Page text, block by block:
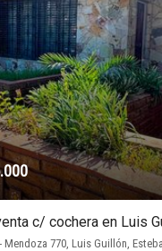
c/ cochera en Luis
770, Luis Guillón,